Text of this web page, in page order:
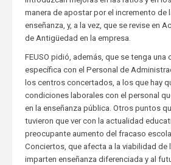
manera de apostar por el incremento de
enseñanza, y, a la vez, que se revise en
de Antigüedad en la empresa.
FEUSO pidió, además, que se tenga una
específica con el Personal de
los centros concertados, a los que hay
condiciones laborales con el personal
en la enseñanza pública. Otros puntos
tuvieron que ver con la actualidad
preocupante aumento del fracaso
Conciertos, que afecta a la viabilidad de
imparten enseñanza diferenciada y al